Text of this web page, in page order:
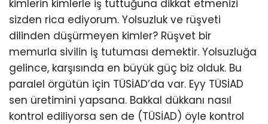
kimlerin kimlerle iş tuttuğuna dikkat etmenizi
sizden rica ediyorum. Yolsuzluk ve rüşveti
dilinden düşürmeyen kimler? Rüşvet bir
memurla sivilin iş tutuması demektir. Yolsuzluğa
gelince, karşısında en büyük güç biz olduk. Bu
paralel örgütün için TÜSİAD’da var. Eyy TÜSİAD
sen üretimini yapsana. Bakkal dükkanı nasıl
kontrol ediliyorsa sen de (TÜSİAD) öyle kontrol